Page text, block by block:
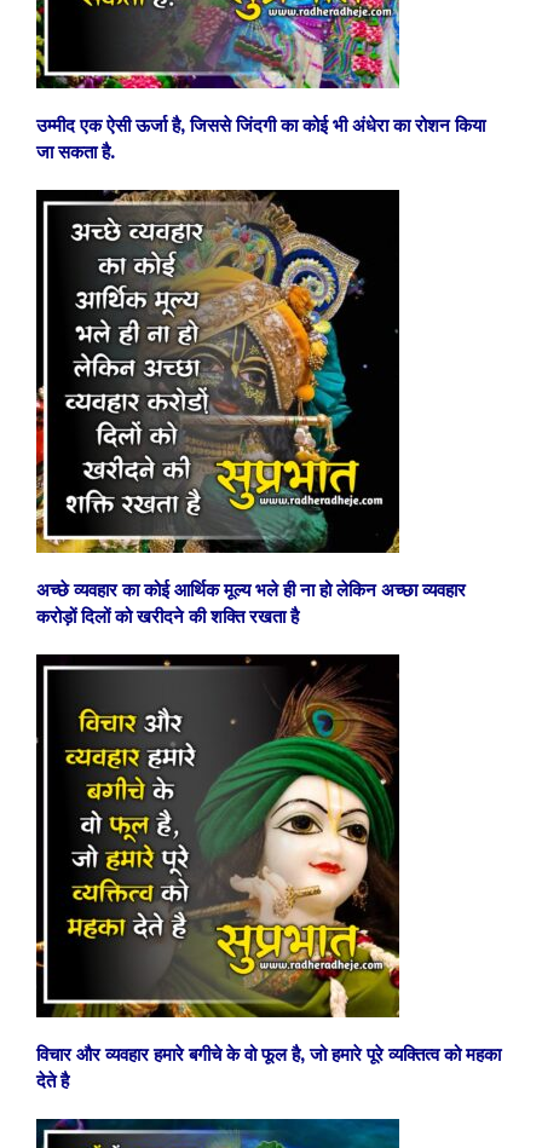
उम्मीद एक ऐसी ऊर्जा है, जिससे जिंदगी का कोई भी अंधेरा का रोशन किया
जा सकता है.
अच्छे व्यवहार का कोई आर्थिक मूल्य भले ही ना हो लेकिन अच्छा व्यवहार
करोड़ों दिलों को खरीदने की शक्ति रखता है
विचार और व्यवहार हमारे बगीचे के वो फूल है, जो हमारे पूरे व्यक्तित्व को महका
देते है